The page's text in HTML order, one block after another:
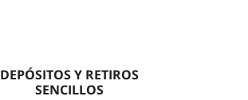
DEPÓSITOS Y RETIROS
SENCILLOS